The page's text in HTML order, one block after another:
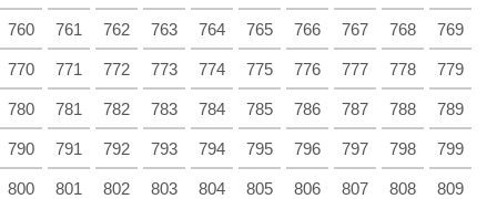
760 761 762 763 764 765 766 767 768 769
770 771 772 773 774 775 776 777 778 779
780 781 782 783 784 785 786 787 788 789
790 791 792 793 794 795 796 797 798 799
800 801 802 803 804 805 806 807 808 809